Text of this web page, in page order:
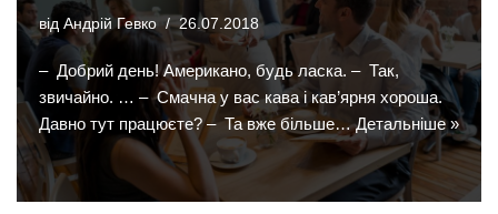
від Андрій Гевко 26.07.2018
– Добрий день! Американо, будь ласка. – Так,
звичайно. … – Смачна у вас кава і кав’ярня хороша.
Давно тут працюєте? – Та вже більше…Детальніше »